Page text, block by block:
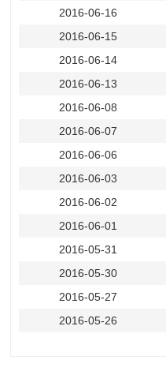
2016-06-16
2016-06-15
2016-06-14
2016-06-13
2016-06-08
2016-06-07
2016-06-06
2016-06-03
2016-06-02
2016-06-01
2016-05-31
2016-05-30
2016-05-27
2016-05-26